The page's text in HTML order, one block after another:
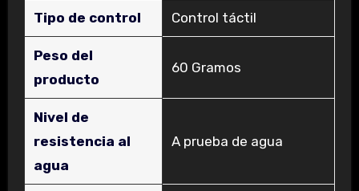
Tipo de control ‎Control táctil
Peso del
producto
‎60 Gramos
Nivel de
resistencia al
agua
‎A prueba de agua